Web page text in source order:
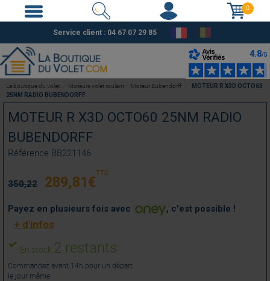
0
Service client : 04 67 07 29 85
MOTEUR R X3D OCTO60 25NM RADIO
BUBENDORFF
Référence BB221146
350,22 289,81 €
TTC
Payez en plusieurs fois avec , c'est possible !
+ d'infos
En stock 2 restants
Commandez avant 14h pour un départ
le jour même
La boutique du volet Moteurs volet roulant Moteur Bubendorff
MOTEUR R X3D OCTO60
25NM RADIO BUBENDORFF